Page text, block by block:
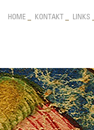
HOME KONTAKT LINKS